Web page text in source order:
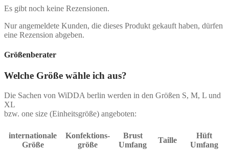
Es gibt noch keine Rezensionen.
Nur angemeldete Kunden, die dieses Produkt gekauft haben, dürfen
eine Rezension abgeben.
Größenberater
Welche Größe wähle ich aus?
Die Sachen von WiDDA berlin werden in den Größen S, M, L und
XL
bzw. one size (Einheitsgröße) angeboten:
internationale
Größe
Konfektions-
größe
Brust
Umfang
Taille
Hüft
Umfang